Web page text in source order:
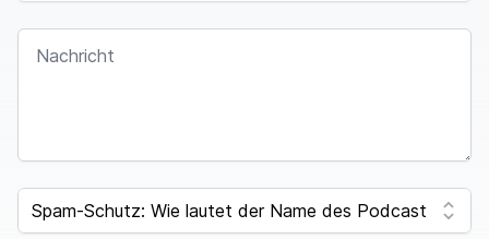
NACHRICHT
F
O
SPAM CAPTCHA